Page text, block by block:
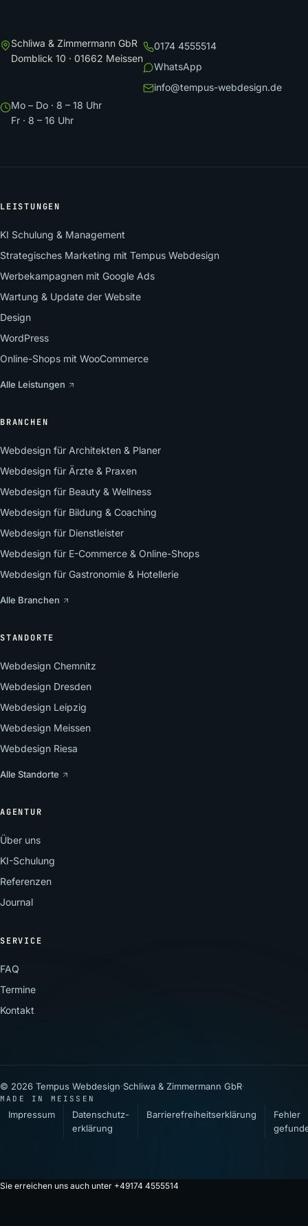
Schliwa & Zimmermann GbR
Domblick 10 · 01662 Meissen
0174 4555514
WhatsApp
info@tempus-webdesign.de
Mo – Do · 8 – 18 Uhr
Fr · 8 – 16 Uhr
LEISTUNGEN
KI Schulung & Management
Strategisches Marketing mit Tempus Webdesign
Werbekampagnen mit Google Ads
Wartung & Update der Website
Design
WordPress
Online-Shops mit WooCommerce
Alle Leistungen
BRANCHEN
Webdesign für Architekten & Planer
Webdesign für Ärzte & Praxen
Webdesign für Beauty & Wellness
Webdesign für Bildung & Coaching
Webdesign für Dienstleister
Webdesign für E-Commerce & Online-Shops
Webdesign für Gastronomie & Hotellerie
Alle Branchen
STANDORTE
Webdesign Chemnitz
Webdesign Dresden
Webdesign Leipzig
Webdesign Meissen
Webdesign Riesa
Alle Standorte
AGENTUR
Über uns
KI-Schulung
Referenzen
Journal
SERVICE
FAQ
Termine
Kontakt
© 2026 Tempus Webdesign·Schliwa & Zimmermann GbR·
MADE IN MEISSEN
Impressum
Datenschutz­
erklärung
Barrierefreiheitserklärung
Fehler
Sie erreichen uns auch unter +49174 4555514